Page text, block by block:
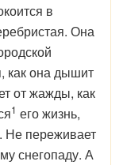
в
Она
как она дышит
от жажды, как
1 его жизнь,
Не переживает
снегопаду. А